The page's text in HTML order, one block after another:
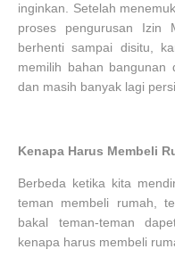
inginkan. Setelah
proses pengurusan Izin
berhenti sampai disitu,
memilih bahan
dan masih banyak lagi
Kenapa Harus Membeli
Berbeda ketika kita
teman membeli rumah,
bakal teman-teman
kenapa harus membeli